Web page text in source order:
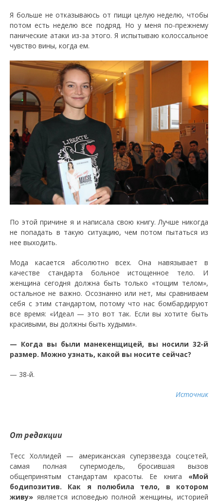
Я больше не отказываюсь от пищи целую неделю, чтобы
потом есть неделю все подряд. Но у меня по-прежнему
панические атаки из-за этого. Я испытываю колоссальное
чувство вины, когда ем.
По этой причине я и написала свою книгу. Лучше никогда
не попадать в такую ситуацию, чем потом пытаться из
нее выходить.
Мода касается абсолютно всех. Она навязывает в
качестве стандарта больное истощенное тело. И
женщина сегодня должна быть только «тощим телом»,
остальное не важно. Осознанно или нет, мы сравниваем
себя с этим стандартом, потому что нас бомбардируют
все время: «Идеал — это вот так. Если вы хотите быть
красивыми, вы должны быть худыми».
— Когда вы были манекенщицей, вы носили 32-й
размер. Можно узнать, какой вы носите сейчас?
— 38-й.
Источник
От редакции
Тесс Холлидей — американская суперзвезда соцсетей,
самая полная супермодель, бросившая вызов
общепринятым стандартам красоты. Ее книга «Мой
бодипозитив. Как я полюбила тело, в котором
живу» является исповедью полной женщины, историей